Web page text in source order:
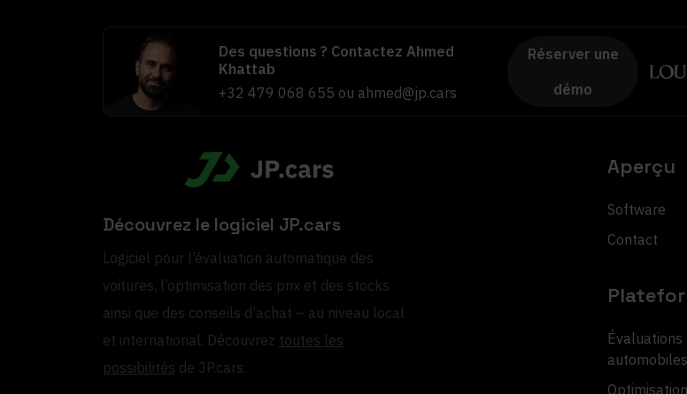
Des questions ? Contactez Ahmed
Khattab
+32 479 068 655 ou ahmed@jp.cars
Réserver une
démo
Découvrez le logiciel JP.cars
Logiciel pour l’évaluation automatique des
voitures, l’optimisation des prix et des stocks
ainsi que des conseils d’achat – au niveau local
et international. Découvrez toutes les
possibilités de JP.cars.
Aperçu
Software
Contact
Évaluations
automobiles